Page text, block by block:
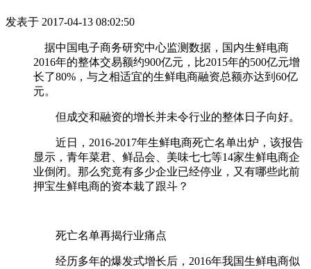
发表于 2017-04-13 08:02:50
据中国电子商务研究中心监测数据，国内生鲜电商
2016年的整体交易额约900亿元，比2015年的500亿元增
长了80%，与之相适宜的生鲜电商融资总额亦达到60亿
元。
但成交和融资的增长并未令行业的整体日子向好。
近日，2016-2017年生鲜电商死亡名单出炉，该报告
显示，青年菜君、鲜品会、美味七七等14家生鲜电商企
业倒闭。那么究竟有多少企业已经停业，又有哪些此前
押宝生鲜电商的资本栽了跟斗？
死亡名单再揭行业痛点
经历多年的爆发式增长后，2016年我国生鲜电商似